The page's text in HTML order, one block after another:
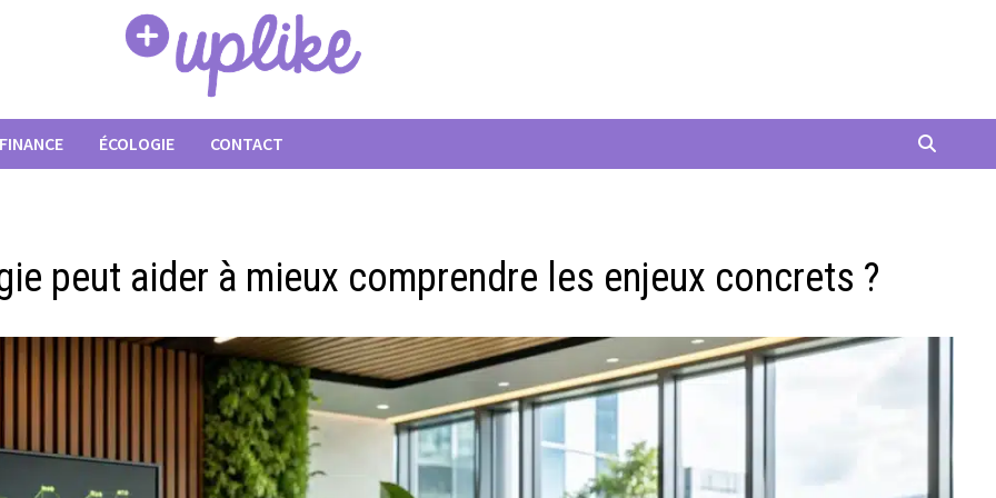
FINANCE ÉCOLOGIE CONTACT
peut aider à mieux comprendre les enjeux concrets ?